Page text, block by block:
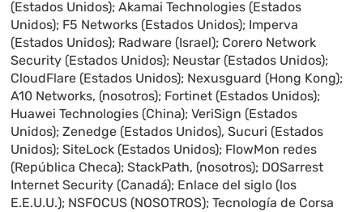
(Estados Unidos); Akamai Technologies (Estados
Unidos); F5 Networks (Estados Unidos); Imperva
(Estados Unidos); Radware (Israel); Corero Network
Security (Estados Unidos); Neustar (Estados Unidos);
CloudFlare (Estados Unidos); Nexusguard (Hong Kong);
A10 Networks, (nosotros); Fortinet (Estados Unidos);
Huawei Technologies (China); VeriSign (Estados
Unidos); Zenedge (Estados Unidos), Sucuri (Estados
Unidos); SiteLock (Estados Unidos); FlowMon redes
(República Checa); StackPath, (nosotros); DOSarrest
Internet Security (Canadá); Enlace del siglo (los
E.E.U.U.); NSFOCUS (NOSOTROS); Tecnología de Corsa